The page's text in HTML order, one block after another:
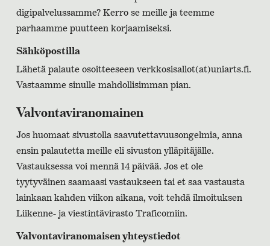
digipalvelussamme? Kerro se meille ja teemme
parhaamme puutteen korjaamiseksi.
Sähköpostilla
Lähetä palaute osoitteeseen verkkosisallot(at)uniarts.fi.
Vastaamme sinulle mahdollisimman pian.
Valvontaviranomainen
Jos huomaat sivustolla saavutettavuusongelmia, anna
ensin palautetta meille eli sivuston ylläpitäjälle.
Vastauksessa voi mennä 14 päivää. Jos et ole
tyytyväinen saamaasi vastaukseen tai et saa vastausta
lainkaan kahden viikon aikana, voit tehdä ilmoituksen
Liikenne- ja viestintävirasto Traficomiin.
Valvontaviranomaisen yhteystiedot